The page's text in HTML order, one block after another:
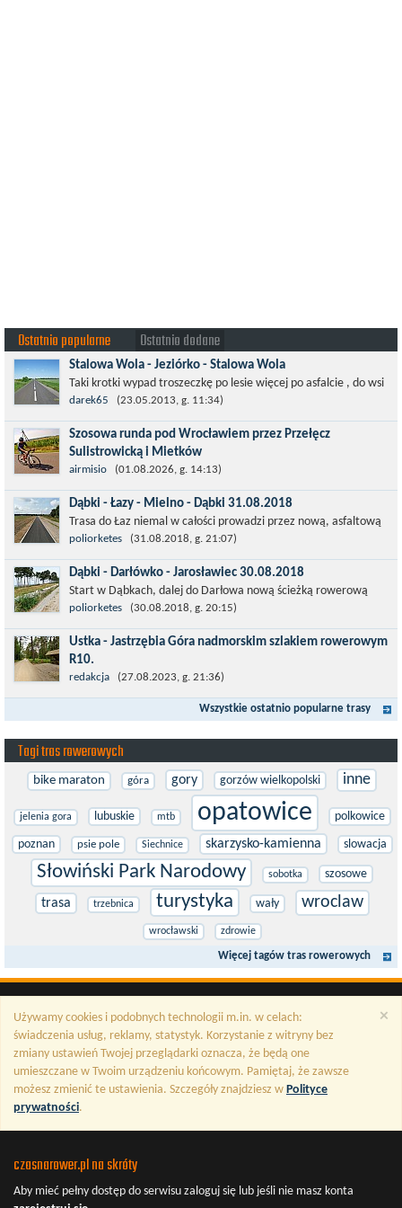
Ostatnio popularne Ostatnio dodane
Stalowa Wola - Jeziórko - Stalowa Wola
Taki krotki wypad troszeczkę po lesie więcej po asfalcie , do wsi
której już nie ma , kopalni siarki również nie ma , a ci co
pamiętają okres...
darek65 (23.05.2013, g. 11:34)
Szosowa runda pod Wrocławiem przez Przełęcz
Sulistrowicką i Mietków
Łatwa, szosowa runda pod Wrocławiem, raczej płaska z jednym
małym podjazdem na Przełęcz Sulistrowicką od strony Olesznej.
To trasa idealna na...
airmisio (01.08.2026, g. 14:13)
Dąbki - Łazy - Mielno - Dąbki 31.08.2018
Trasa do Łaz niemal w całości prowadzi przez nową, asfaltową
ścieżkę rowerową (od Dąbek do Iwięcina wzdłuż drogi 203).
Niestety jest to trasa nie...
poliorketes (31.08.2018, g. 21:07)
Dąbki - Darłówko - Jarosławiec 30.08.2018
Start w Dąbkach, dalej do Darłowa nową ścieżką rowerową
(niekiedy pieszo-rowerową), gdzie na pierwszym rondzie zjazd
w stronę Darłówka Zachodniego....
poliorketes (30.08.2018, g. 20:15)
Ustka - Jastrzębia Góra nadmorskim szlakiem rowerowym
R10.
Międzynarodowy Szlak Rowerowy R-10, jest częścią sieci
EuroVelo. Prowadzi wzdłuż brzegu dookoła Morza Bałtyckiego.
Trasa liczy w sumie ponad 8500...
redakcja (27.08.2023, g. 21:36)
Wszystkie ostatnio popularne trasy
Tagi tras rowerowych
bike maraton góra gory gorzów wielkopolski inne
jelenia gora lubuskie mtb opatowice polkowice
poznan psie pole Siechnice skarzysko-kamienna slowacja
Słowiński Park Narodowy sobotka szosowe
trasa trzebnica turystyka wały wroclaw
wrocławski zdrowie
Więcej tagów tras rowerowych
×
Używamy cookies i podobnych technologii m.in. w celach:
świadczenia usług, reklamy, statystyk. Korzystanie z witryny bez
zmiany ustawień Twojej przeglądarki oznacza, że będą one
umieszczane w Twoim urządzeniu końcowym. Pamiętaj, że zawsze
możesz zmienić te ustawienia. Szczegóły znajdziesz w Polityce
prywatności.
czasnarower.pl na skróty
Aby mieć pełny dostęp do serwisu zaloguj się lub jeśli nie masz konta